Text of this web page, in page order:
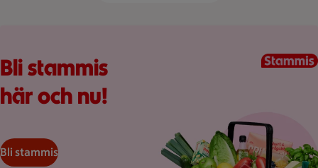
Bli stammis
här och nu!
Bli stammis